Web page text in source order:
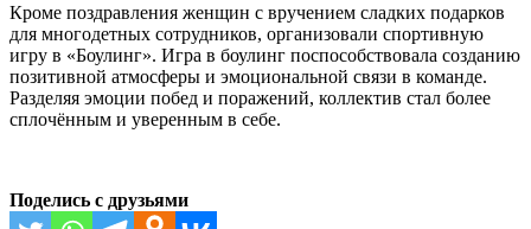
Кроме поздравления женщин с вручением сладких подарков
для многодетных сотрудников, организовали спортивную
игру в «Боулинг». Игра в боулинг поспособствовала созданию
позитивной атмосферы и эмоциональной связи в команде.
Разделяя эмоции побед и поражений, коллектив стал более
сплочённым и уверенным в себе.
Поделись с друзьями